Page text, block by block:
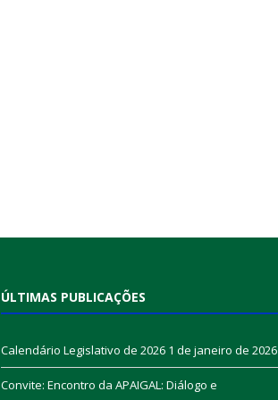
ÚLTIMAS PUBLICAÇÕES
Calendário Legislativo de 2026 1 de janeiro de 2026
Convite: Encontro da APAIGAL: Diálogo e